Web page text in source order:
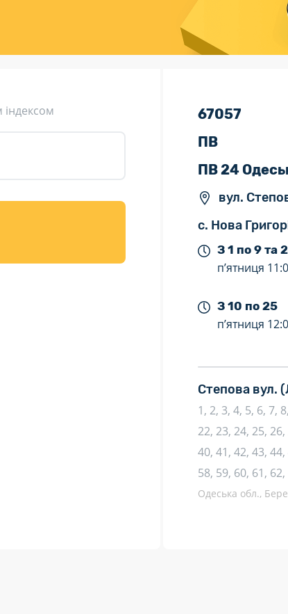
Валютно-обмінні
67057
ПВ
ПВ 24
вул.
с. Нова
З 1 по 9 та
п’ятниця
З 10 по 25
п’ятниця
Степова вул.
1, 2, 3, 4, 5, 6, 7,
22, 23, 24, 25,
40, 41, 42, 43,
58, 59, 60, 61,
Одеська обл.,